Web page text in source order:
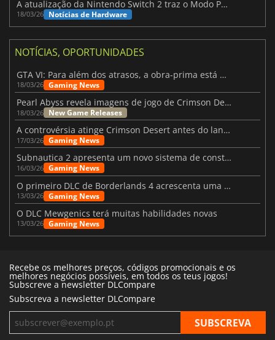
A atualização da Nintendo Switch 2 traz o Modo Portátil aos jogos mais antigos da Switch
18/03/26 Notícias de Hardware
NOTÍCIAS, OPORTUNIDADES
GTA VI: Para além dos atrasos, a obra-prima está quase a chegar
18/03/26 Gaming News
Pearl Abyss revela imagens de jogo de Crimson Desert para a PS5
18/03/26 New Game Releases
A controvérsia atinge Crimson Desert antes do lançamento
17/03/26 Gaming News
Subnautica 2 apresenta um novo sistema de construção de bases
16/03/26 Gaming News
O primeiro DLC de Borderlands 4 acrescenta uma nova personagem e muito mais
13/03/26 Gaming News
O DLC Mewgenics terá muitas habilidades novas
13/03/26 Gaming News
Recebe os melhores preços, códigos promocionais e os
melhores negócios possíveis, em todos os teus jogos!
Subscreve a newsletter DLCompare
Subscreva a newsletter DLCompare